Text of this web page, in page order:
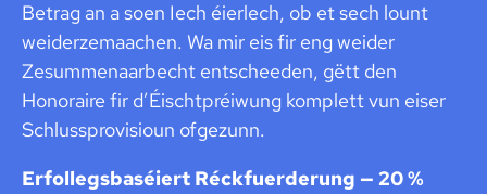
Betrag an a soen Iech éierlech, ob et sech lount
weiderzemaachen. Wa mir eis fir eng weider
Zesummenaarbecht entscheeden, gëtt den
Honoraire fir d’Éischtpréiwung komplett vun eiser
Schlussprovisioun ofgezunn.
Erfollegsbaséiert Réckfuerderung — 20 %